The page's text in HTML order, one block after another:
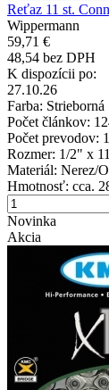
Reťaz 11 st.
Wippermann
59,71 €
48,54 bez DPH
K dispozícii po:
27.10.26
Farba: Strieborná
Počet článkov:
Počet prevodov:
Rozmer: 1/2" x
Materiál: Nerez/
Hmotnosť: cca.
Novinka
Akcia